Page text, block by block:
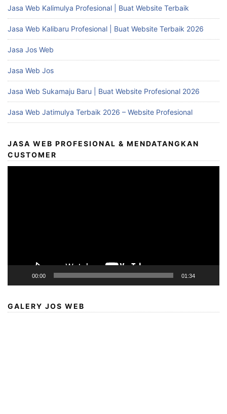
Jasa Web Kalimulya Profesional | Buat Website Terbaik
Jasa Web Kalibaru Profesional | Buat Website Terbaik 2026
Jasa Jos Web
Jasa Web Jos
Jasa Web Sukamaju Baru | Buat Website Profesional 2026
Jasa Web Jatimulya Terbaik 2026 – Website Profesional
JASA WEB PROFESIONAL & MENDATANGKAN
CUSTOMER
00:00 01:34
GALERY JOS WEB